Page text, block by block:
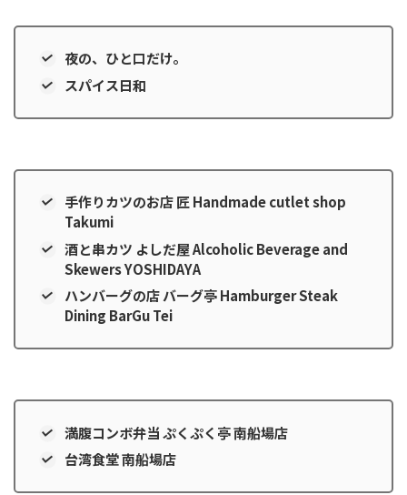
夜の、ひと口だけ。
スパイス日和
手作りカツのお店 匠 Handmade cutlet shop
Takumi
酒と串カツ よしだ屋 Alcoholic Beverage and
Skewers YOSHIDAYA
ハンバーグの店 バーグ亭 Hamburger Steak
Dining BarGu Tei
満腹コンボ弁当 ぷくぷく亭 南船場店
台湾食堂 南船場店